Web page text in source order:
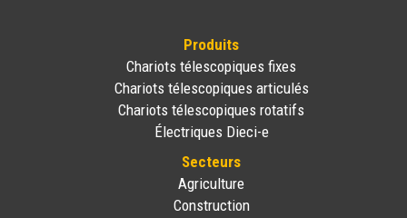
Produits
Chariots télescopiques fixes
Chariots télescopiques articulés
Chariots télescopiques rotatifs
Électriques Dieci-e
Secteurs
Agriculture
Construction